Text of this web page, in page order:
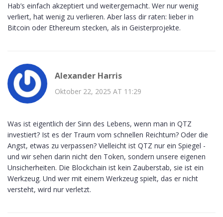
Hab’s einfach akzeptiert und weitergemacht. Wer nur wenig
verliert, hat wenig zu verlieren. Aber lass dir raten: lieber in
Bitcoin oder Ethereum stecken, als in Geisterprojekte.
Alexander Harris
Oktober 22, 2025 AT 11:29
Was ist eigentlich der Sinn des Lebens, wenn man in QTZ
investiert? Ist es der Traum vom schnellen Reichtum? Oder die
Angst, etwas zu verpassen? Vielleicht ist QTZ nur ein Spiegel -
und wir sehen darin nicht den Token, sondern unsere eigenen
Unsicherheiten. Die Blockchain ist kein Zauberstab, sie ist ein
Werkzeug. Und wer mit einem Werkzeug spielt, das er nicht
versteht, wird nur verletzt.